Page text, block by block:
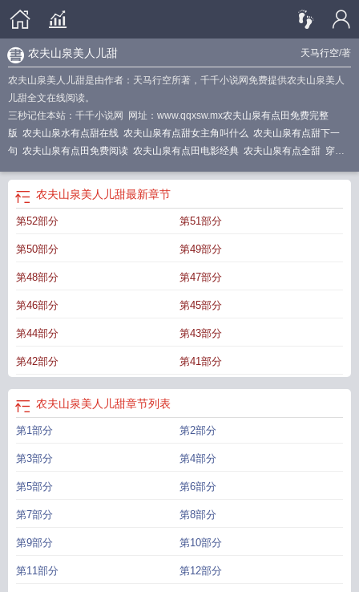
天马行空/著
农夫山泉美人儿甜
农夫山泉美人儿甜是由作者：天马行空所著，千千小说网免费提供农夫山泉美人
儿甜全文在线阅读。
三秒记住本站：千千小说网 网址：www.qqxsw.mx农夫山泉有点田免费完整
版 农夫山泉水有点甜在线 农夫山泉有点甜女主角叫什么 农夫山泉有点甜下一
句 农夫山泉有点田免费阅读 农夫山泉有点田电影经典 农夫山泉有点全甜 穿越
山泉有点甜下集在线
农夫山泉有点甜好看云
电影
健农夫山泉有点田免费听
农夫山泉有点田国语版免费
诚穿越之农夫果园 农夫山泉的
有点甜农夫山泉有点甜石明 农夫山泉有点田电影免费观看
看穿越之农夫山泉有点田书包网 农夫山泉有点田免费完整版播放
甜主角农夫山泉有点田5集 农夫山泉有点田全集免费视频
农夫山泉美人儿甜最新章节
第52部分 第51部分
第50部分 第49部分
第48部分 第47部分
第46部分 第45部分
第44部分 第43部分
第42部分 第41部分
农夫山泉美人儿甜章节列表
第1部分 第2部分
第3部分 第4部分
第5部分 第6部分
第7部分 第8部分
第9部分 第10部分
第11部分 第12部分